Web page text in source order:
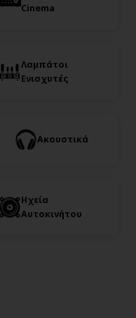
Cinema
Λαμπάτοι
Ενισχυτές
Ακουστικά
Ηχεία
Αυτοκινήτου